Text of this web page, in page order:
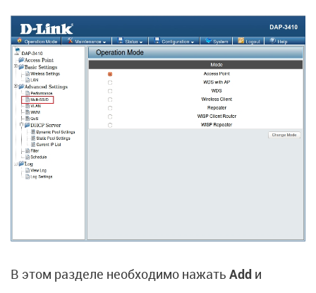
В этом разделе необходимо нажать Add и